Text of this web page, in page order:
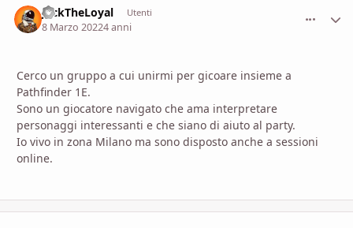
JackTheLoyal Utenti
8 Marzo 20224 anni
Cerco un gruppo a cui unirmi per gicoare insieme a
Pathfinder 1E.
Sono un giocatore navigato che ama interpretare
personaggi interessanti e che siano di aiuto al party.
Io vivo in zona Milano ma sono disposto anche a sessioni
online.